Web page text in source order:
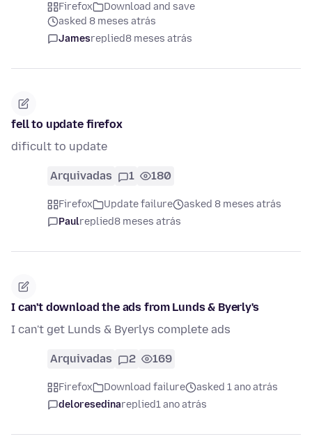
Firefox
Download and save
asked 8 meses atrás
Jamesreplied8 meses atrás
fell to update firefox
dificult to update
Arquivadas 1 180
Firefox Update failure
asked 8 meses atrás
Paulreplied8 meses atrás
I can't download the ads from Lunds & Byerly's
I can't get Lunds & Byerlys complete ads
Arquivadas 2 169
Firefox Download failure
asked 1 ano atrás
deloresedinareplied1 ano atrás